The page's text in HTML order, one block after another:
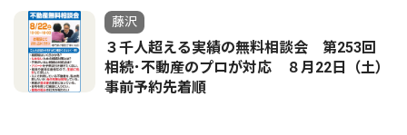
藤沢
３千人超える実績の無料相談会 第253回
相続･不動産のプロが対応 ８月22日（土）
事前予約先着順